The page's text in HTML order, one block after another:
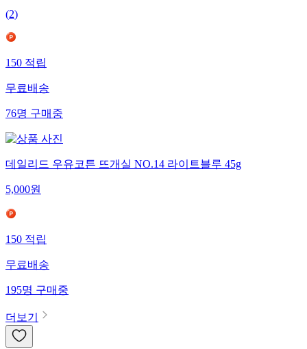
(2)
150적립
무료배송
76명구매중
데일리드 우유코튼 뜨개실 NO.14 라이트블루 45g
5,000원
150적립
무료배송
195명구매중
더보기